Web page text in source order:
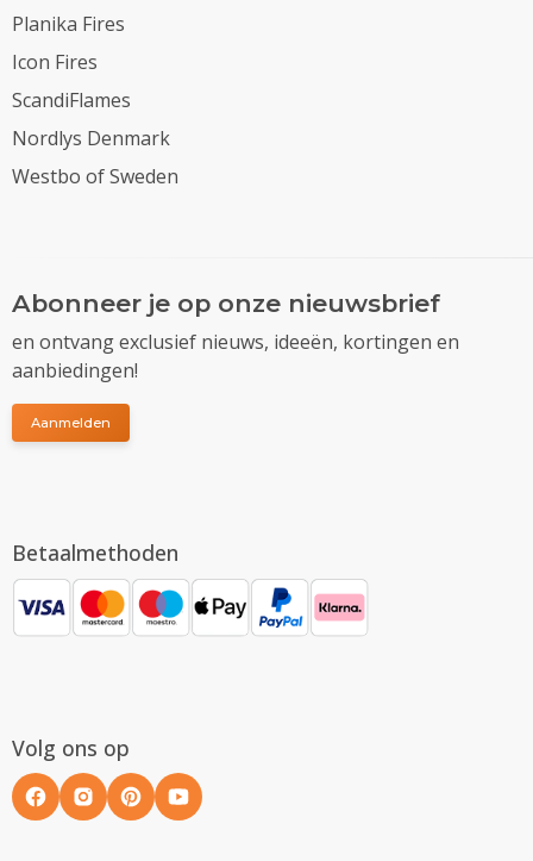
Planika Fires
Icon Fires
ScandiFlames
Nordlys Denmark
Westbo of Sweden
Abonneer je op onze nieuwsbrief
en ontvang exclusief nieuws, ideeën, kortingen en
aanbiedingen!
Aanmelden
Betaalmethoden
Volg ons op